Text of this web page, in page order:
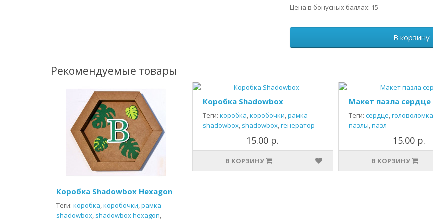
Цена в бонусных баллах: 15
В корзину
Рекомендуемые товары
Коробка Shadowbox Hexagon
Теги: коробка,коробочки,рамка
shadowbox, shadowbox hexagon,
Коробка Shadowbox
Теги: коробка,коробочки,рамка
shadowbox, shadowbox,генератор
15.00 р.
В КОРЗИНУ
Макет пазла сердце
Теги: сердце,головоломка
пазлы,пазл
15.00 р.
В КОРЗИНУ